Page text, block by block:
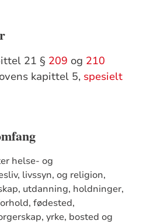
21 § 209 og 210
kapittel 5, spesielt
helse- og
livssyn, og religion,
utdanning, holdninger,
fødested,
yrke, bosted og